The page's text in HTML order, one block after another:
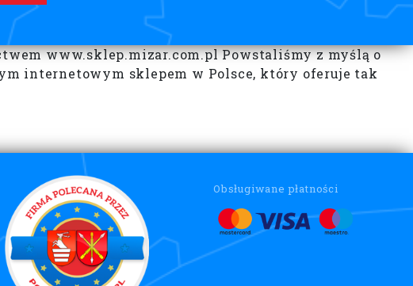
www.sklep.mizar.com.pl Powstaliśmy z myślą o
internetowym sklepem w Polsce, który oferuje tak
Obsługiwane płatności